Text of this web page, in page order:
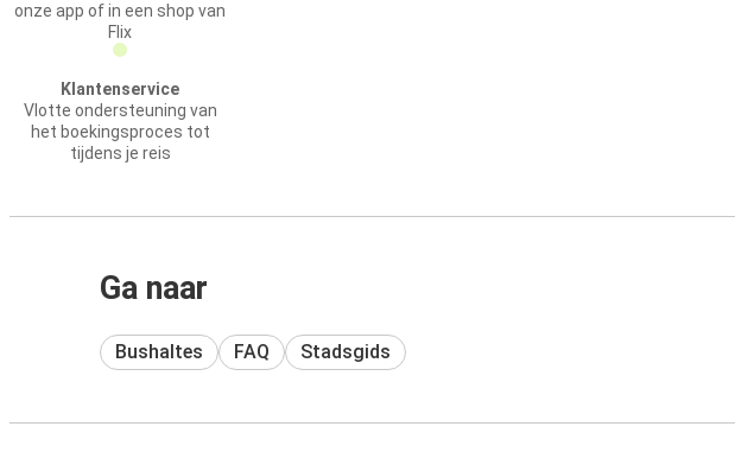
onze app of in een shop van
Flix
Klantenservice
Vlotte ondersteuning van
het boekingsproces tot
tijdens je reis
Ga naar
Bushaltes FAQ Stadsgids